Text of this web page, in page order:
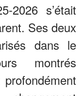
2026 s’était
Ses deux
dans le
montrés